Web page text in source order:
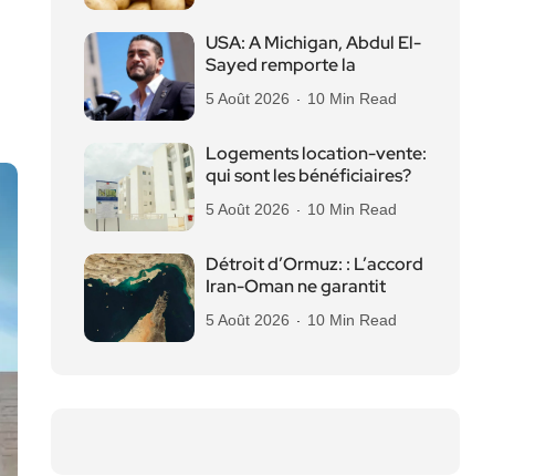
USA: A Michigan, Abdul El-
Sayed remporte la
5 Août 2026 10 Min Read
Logements location-vente:
qui sont les bénéficiaires?
5 Août 2026 10 Min Read
Détroit d’Ormuz: : L’accord
Iran-Oman ne garantit
5 Août 2026 10 Min Read